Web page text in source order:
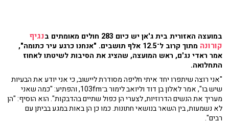
במועצה האזורית בית ג'אן יש כיום 283 חולים מאומתים ב
נגיף
קורונה
מתוך קרוב ל־12.5 אלף תושבים. "אנחנו כרגע עיר כתומה",
אמר ראדי נג'ם, ראש המועצה, שהציג את הסיבות לשיטתו לאחוז
התחלואה.
"אני רוצה שיתפרו יחד איתי חליפה מסודרת ליישוב, כי אני יודע את הבעיות
שיש בו", אמר לאלון בן דוד וליואב לימור ב־103fm, והפתיע: "כמה שאני
מעריך את הנשים הדרוזיות, לצערי הן כפול שתיים בהדבקות". הוא הוסיף: "הן
לא נשמעות, בין השאר בנושאי חתונות. כמו כן הן באות במגע בביתן עם
רבים".